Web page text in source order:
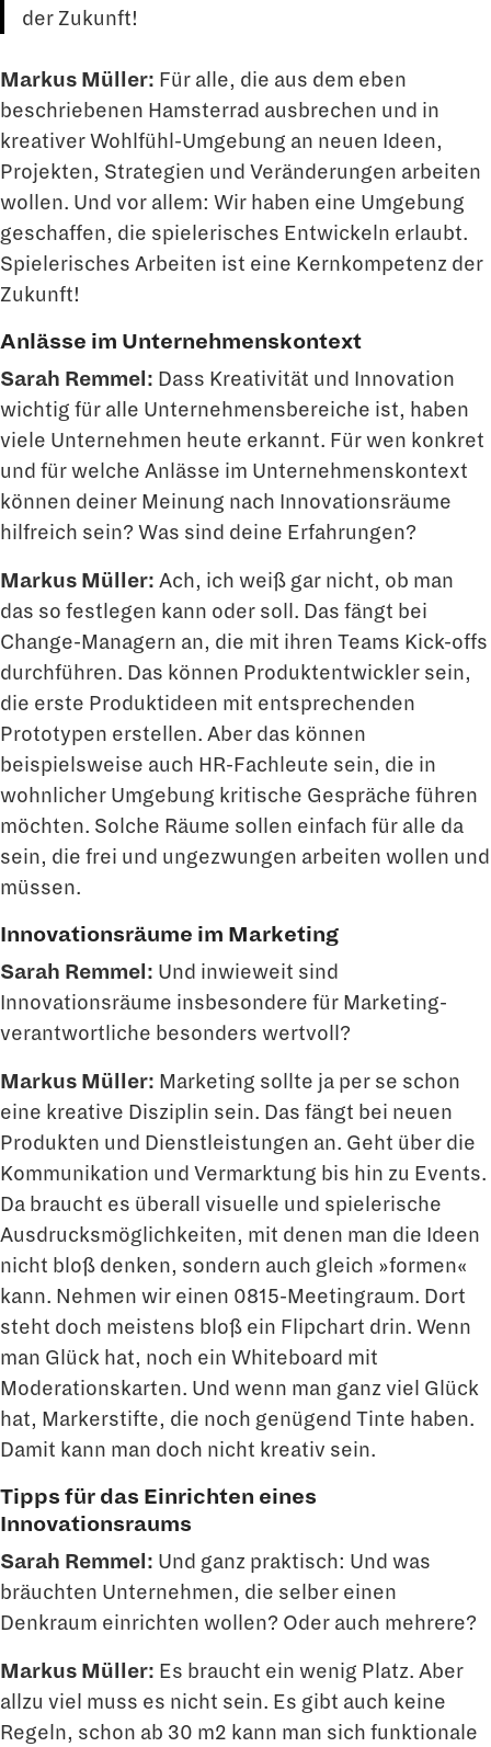
der Zukunft!
Markus Müller: Für alle, die aus dem eben
beschriebenen Hamsterrad ausbrechen und in
kreativer Wohlfühl-Umgebung an neuen Ideen,
Projekten, Strategien und Ver­änderungen arbeiten
wollen. Und vor allem: Wir haben eine Umgebung
geschaffen, die spielerisches Entwickeln erlaubt.
Spielerisches Arbeiten ist eine Kernkompetenz der
Zukunft!
Anlässe im Unternehmenskontext
Sarah Remmel: Dass Kreativität und Innovation
wichtig für alle Unternehmensbe­reiche ist, haben
viele Unternehmen heute erkannt. Für wen konkret
und für welche Anlässe im Unternehmenskontext
können deiner Meinung nach Innovationsräume
hilfreich sein? Was sind deine Erfahrungen?
Markus Müller: Ach, ich weiß gar nicht, ob man
das so festlegen kann oder soll. Das fängt bei
Change-Managern an, die mit ihren Teams Kick-offs
durchführen. Das kön­nen Produktentwickler sein,
die erste Produktideen mit entsprechenden
Prototypen erstellen. Aber das können
beispielsweise auch HR-Fachleute sein, die in
wohnlicher Umgebung kritische Gespräche führen
möchten. Solche Räume sollen einfach für alle da
sein, die frei und ungezwungen arbeiten wollen und
müssen.
Innovationsräume im Marketing
Sarah Remmel: Und inwieweit sind
Innovationsräume insbesondere für Marketing­
verantwortliche besonders wertvoll?
Markus Müller: Marketing sollte ja per se schon
eine kreative Disziplin sein. Das fängt bei neuen
Produkten und Dienstleistungen an. Geht über die
Kommunikation und Ver­marktung bis hin zu Events.
Da braucht es überall visuelle und spielerische
Ausdrucks­möglichkeiten, mit denen man die Ideen
nicht bloß denken, sondern auch gleich »for­men«
kann. Nehmen wir einen 0815-Meetingraum. Dort
steht doch meistens bloß ein Flipchart drin. Wenn
man Glück hat, noch ein Whiteboard mit
Moderationskarten. Und wenn man ganz viel Glück
hat, Markerstifte, die noch genügend Tinte haben.
Damit kann man doch nicht kreativ sein.
Tipps für das Einrichten eines
Innovationsraums
Sarah Remmel: Und ganz praktisch: Und was
bräuchten Unternehmen, die selber einen
Denkraum einrichten wollen? Oder auch mehrere?
Markus Müller: Es braucht ein wenig Platz. Aber
allzu viel muss es nicht sein. Es gibt auch keine
Regeln, schon ab 30 m2 kann man sich funktionale